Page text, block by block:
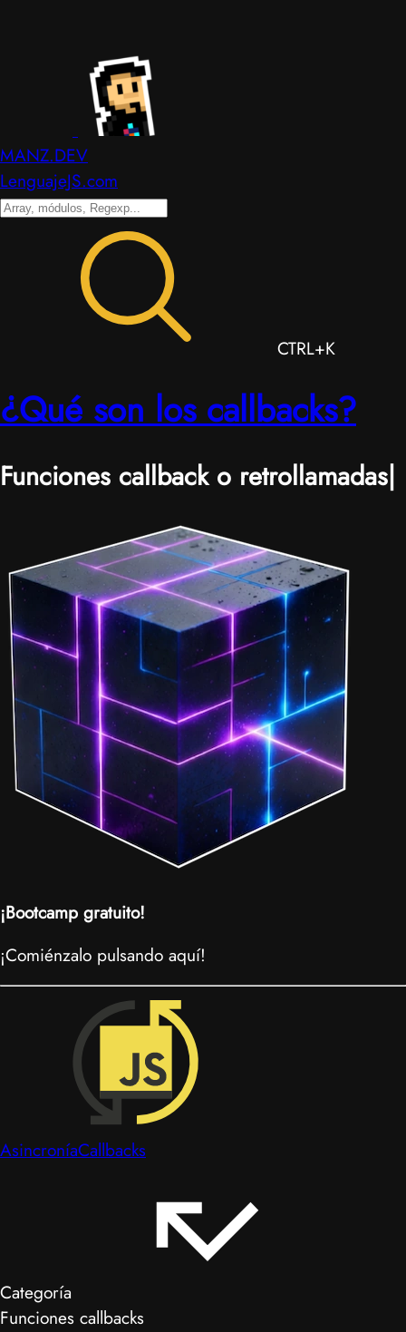
MANZ.DEV
LenguajeJS.com
CTRL+K
¿Qué son los callbacks?
Funciones callback o retrollamadas
¡Bootcamp gratuito!
¡Comiénzalo pulsando aquí!
AsincroníaCallbacks
Categoría
Funciones callbacks